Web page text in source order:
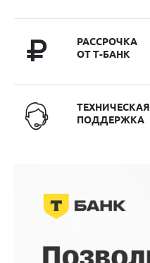
РАССРОЧКА
ОТ Т-БАНК
ТЕХНИЧЕСКАЯ
ПОДДЕРЖКА